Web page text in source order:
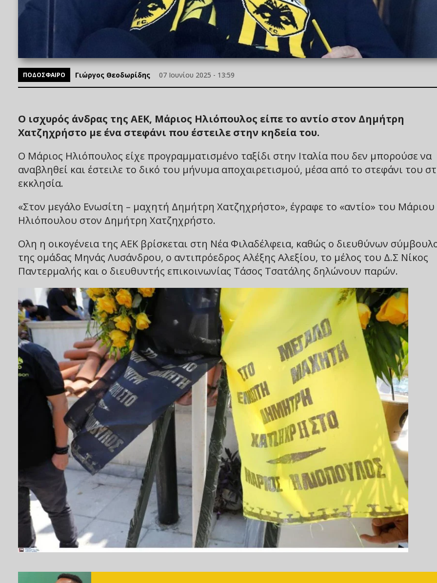
ΠΟΔΟΣΦΑΙΡΟ Γιώργος Θεοδωρίδης 07 Ιουνίου 2025 - 13:59
Ο ισχυρός άνδρας της ΑΕΚ, Μάριος Ηλιόπουλος είπε το αντίο στον Δημήτρη
Χατζηχρήστο με ένα στεφάνι που έστειλε στην κηδεία του.
Ο Μάριος Ηλιόπουλος είχε προγραμματισμένο ταξίδι στην Ιταλία που δεν μπορούσε να
αναβληθεί και έστειλε το δικό του μήνυμα αποχαιρετισμού, μέσα από το στεφάνι του
εκκλησία.
«Στον μεγάλο Ενωσίτη – μαχητή Δημήτρη Χατζηχρήστο», έγραφε το «αντίο» του Μάριου
Ηλιόπουλου στον Δημήτρη Χατζηχρήστο.
Ολη η οικογένεια της ΑΕΚ βρίσκεται στη Νέα Φιλαδέλφεια, καθώς ο διευθύνων
της ομάδας Μηνάς Λυσάνδρου, ο αντιπρόεδρος Αλέξης Αλεξίου, το μέλος του Δ.Σ Νίκος
Παντερμαλής και ο διευθυντής επικοινωνίας Τάσος Τσατάλης δηλώνουν παρών.